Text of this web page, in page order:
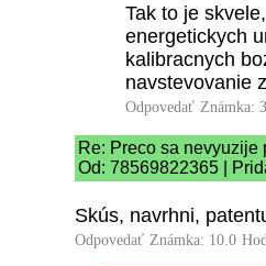
Tak to je
energetickych
kalibracnych
navstevovanie
Odpovedať Známka:
Re: Preco sa
Od: 78569822365 |
Skús, navrhni,
Odpovedať Známka: 10.0